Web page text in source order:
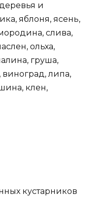
и
яблоня, ясень,
слива,
ольха,
груша,
липа,
клен,
кустарников